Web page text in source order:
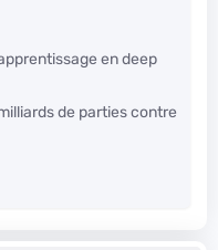
en deep
de parties contre